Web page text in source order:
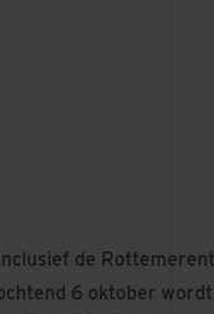
de
6 oktober